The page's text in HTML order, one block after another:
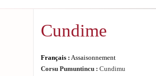
Cundime
Français : Assaisonnement
Corsu Pumuntincu : Cundimu